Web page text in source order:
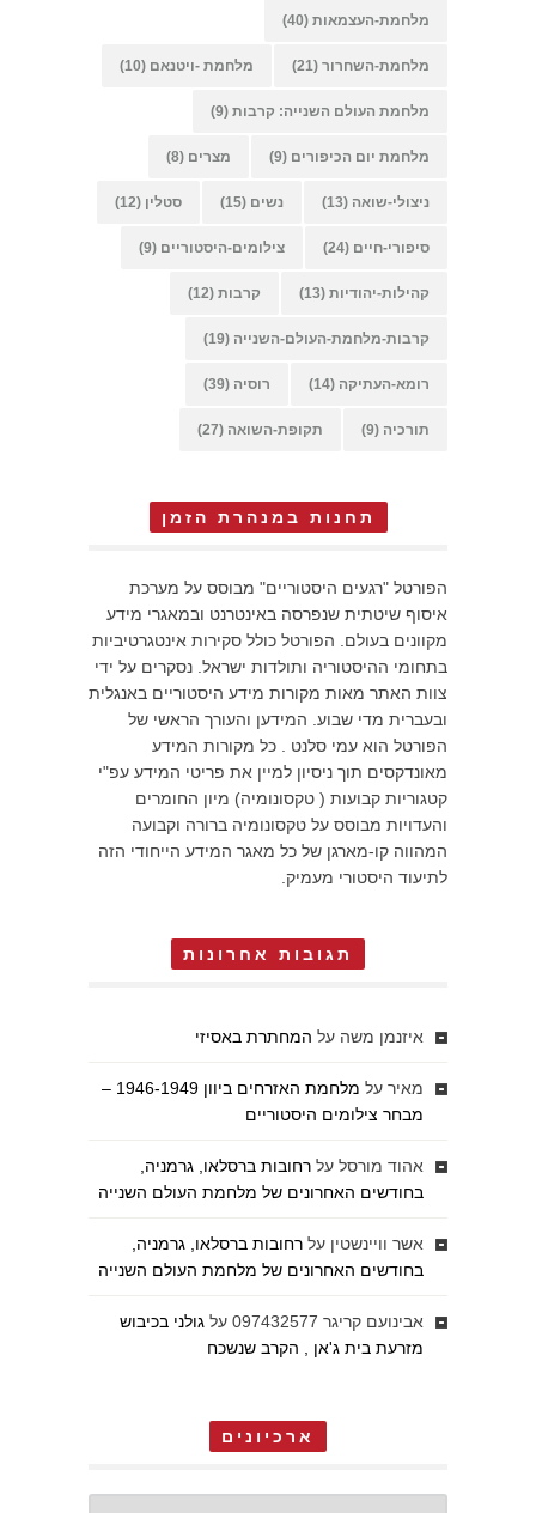
מלחמת-העצמאות (40)
מלחמת-השחרור (21) מלחמת -ויטנאם (10)
מלחמת העולם השנייה: קרבות (9)
מלחמת יום הכיפורים (9) מצרים (8)
ניצולי-שואה (13) נשים (15) סטלין (12)
סיפורי-חיים (24) צילומים-היסטוריים (9)
קהילות-יהודיות (13) קרבות (12)
קרבות-מלחמת-העולם-השנייה (19)
רומא-העתיקה (14) רוסיה (39)
תורכיה (9) תקופת-השואה (27)
תחנות במנהרת הזמן
הפורטל "רגעים היסטוריים" מבוסס על מערכת
איסוף שיטתית שנפרסה באינטרנט ובמאגרי מידע
מקוונים בעולם. הפורטל כולל סקירות אינטגרטיביות
בתחומי ההיסטוריה ותולדות ישראל. נסקרים על ידי
צוות האתר מאות מקורות מידע היסטוריים באנגלית
ובעברית מדי שבוע. המידען והעורך הראשי של
הפורטל הוא עמי סלנט . כל מקורות המידע
מאונדקסים תוך ניסיון למיין את פריטי המידע עפ"י
קטגוריות קבועות ( טקסונומיה) מיון החומרים
והעדויות מבוסס על טקסונומיה ברורה וקבועה
המהווה קו-מארגן של כל מאגר המידע הייחודי הזה
לתיעוד היסטורי מעמיק.
תגובות אחרונות
איזנמן משה על המחתרת באסיזי
מאיר על
מלחמת האזרחים ביוון 1946-1949 –
מבחר צילומים היסטוריים
אהוד מורסל על רחובות ברסלאו, גרמניה,
בחודשים האחרונים של מלחמת העולם השנייה
אשר וויינשטין על רחובות ברסלאו, גרמניה,
בחודשים האחרונים של מלחמת העולם השנייה
אבינועם קריגר 097432577 על גולני בכיבוש
מזרעת בית ג'אן , הקרב שנשכח
ארכיונים